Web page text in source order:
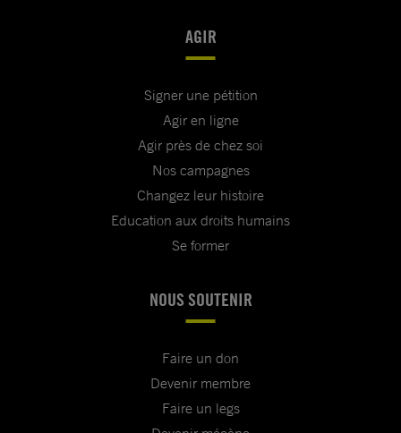
AGIR
Signer une pétition
Agir en ligne
Agir près de chez soi
Nos campagnes
Changez leur histoire
Education aux droits humains
Se former
NOUS SOUTENIR
Faire un don
Devenir membre
Faire un legs